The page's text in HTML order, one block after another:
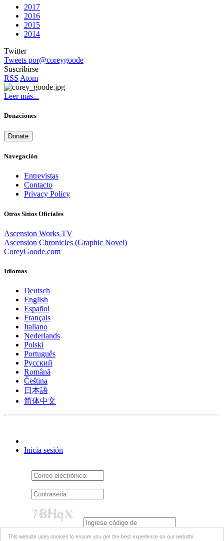
This website uses cookies to ensure you get the best experience on our website.
2017
2016
2015
2014
Twitter
Tweets por@coreygoode
Suscribirse
RSS Atom
Leer más...
Donaciones
Donate
Navegación
Entrevistas
Contacto
Privacy Policy
Otros Sitios Oficiales
Ascension Works TV
Ascension Chronicles (Graphic Novel)
CoreyGoode.com
Idiomas
Deutsch
English
Español
Français
Italiano
Nederlands
Polski
Português
Pусский
Română
Čeština
日本語
简体中文
Inicia sesión
Acuérdate de mí